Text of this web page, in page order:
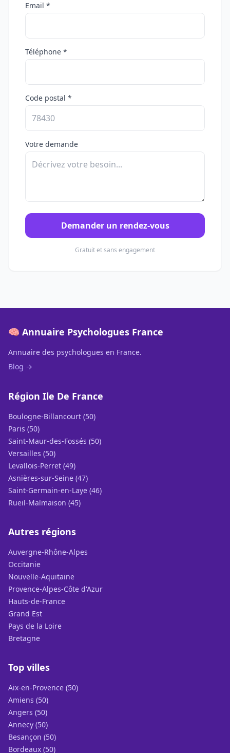
Email *
Téléphone *
Code postal *
Votre demande
Demander un rendez-vous
Gratuit et sans engagement
🧠 Annuaire Psychologues France
Annuaire des psychologues en France.
Blog →
Région Ile De France
Boulogne-Billancourt (50)
Paris (50)
Saint-Maur-des-Fossés (50)
Versailles (50)
Levallois-Perret (49)
Asnières-sur-Seine (47)
Saint-Germain-en-Laye (46)
Rueil-Malmaison (45)
Autres régions
Auvergne-Rhône-Alpes
Occitanie
Nouvelle-Aquitaine
Provence-Alpes-Côte d'Azur
Hauts-de-France
Grand Est
Pays de la Loire
Bretagne
Top villes
Aix-en-Provence (50)
Amiens (50)
Angers (50)
Annecy (50)
Besançon (50)
Bordeaux (50)